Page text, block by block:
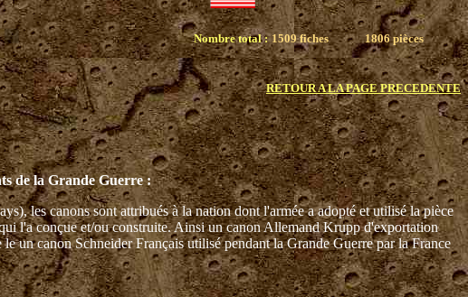
Nombre total : 1509 fiches 1806 pièces
RETOUR A LA PAGE PRECEDENTE
de la Grande Guerre :
les canons sont attribués à la nation dont l'armée a adopté et utilisé la pièce
l'a conçue et/ou construite. Ainsi un canon Allemand Krupp d'exportation
un canon Schneider Français utilisé pendant la Grande Guerre par la France